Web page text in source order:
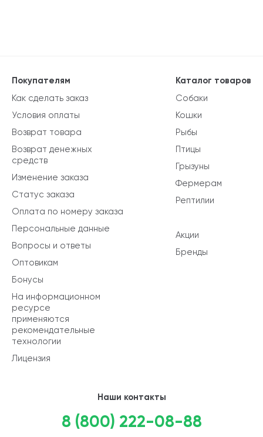
Каталог товаров
Собаки
Кошки
Рыбы
Птицы
Грызуны
Фермерам
Рептилии
Акции
Бренды
Покупателям
Как сделать заказ
Условия оплаты
Возврат товара
Возврат денежных
средств
Изменение заказа
Статус заказа
Оплата по номеру заказа
Персональные данные
Вопросы и ответы
Оптовикам
Бонусы
На информационном
ресурсе
применяются
рекомендательные
технологии
Лицензия
Наши контакты
8 (800) 222-08-88